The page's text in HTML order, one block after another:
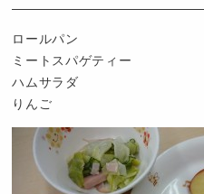
ロールパン
ミートスパゲティー
ハムサラダ
りんご